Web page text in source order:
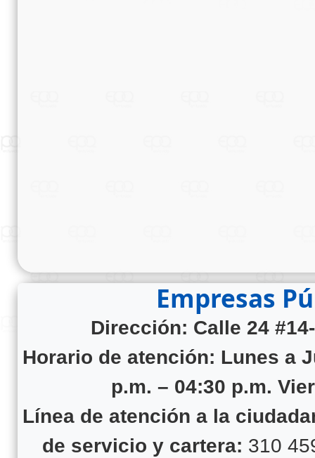
Empresas
Dirección: Calle 24
Horario de atención: Lunes a
p.m. – 04:30 p.m.
Línea de atención a la
de servicio y cartera: 310